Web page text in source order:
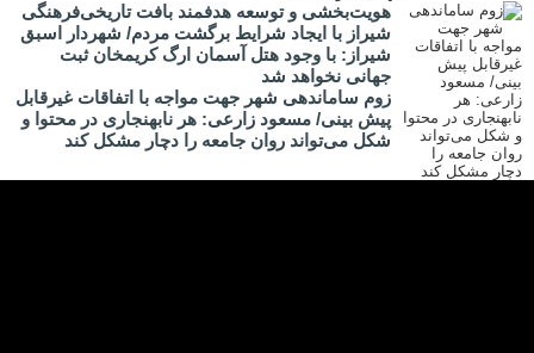
هویت‌بخشی و توسعه هدفمند بافت تاریخی‌فرهنگی
شیراز با ایجاد شرایط برگشت مردم/ شهردار اسبق
شیراز: با وجود هتل آسمان ارگ کریمخان ثبت
جهانی نخواهد شد
زوم ساماندهی شهر جهت مواجه با اتفاقات غیرقابل
پیش بینی/ مسعود زارعی: هر نابهنجاری در محتوا و
شکل می‌تواند روان جامعه را دچار مشکل کند